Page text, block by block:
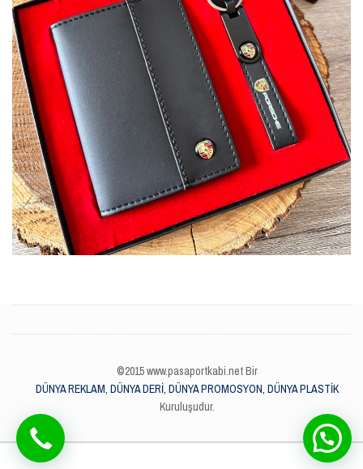
©2015 www.pasaportkabi.net Bir
DÜNYA REKLAM, DÜNYA DERİ, DÜNYA PROMOSYON, DÜNYA PLASTİK
Kuruluşudur.